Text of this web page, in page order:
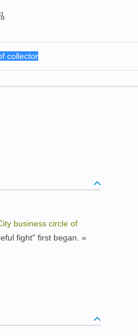
business circle of
fight" first began. »